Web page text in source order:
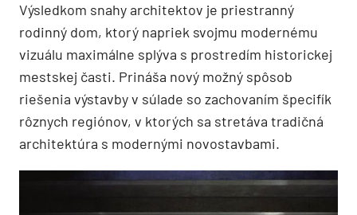
Výsledkom snahy architektov je priestranný
rodinný dom, ktorý napriek svojmu modernému
vizuálu maximálne splýva s prostredím historickej
mestskej časti. Prináša nový možný spôsob
riešenia výstavby v súlade so zachovaním špecifík
rôznych regiónov, v ktorých sa stretáva tradičná
architektúra s modernými novostavbami.